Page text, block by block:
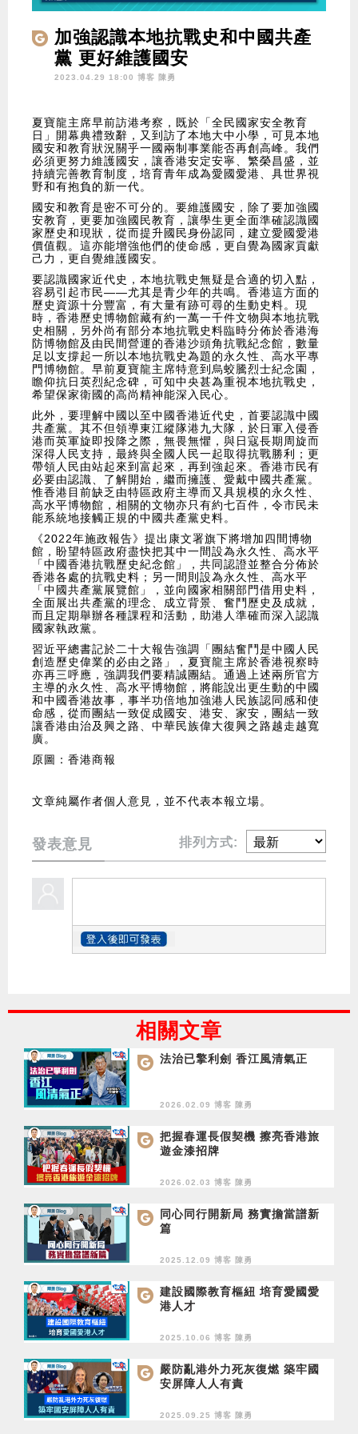
加強認識本地抗戰史和中國共產
黨 更好維護國安
2023.04.29 18:00 博客 陳勇
夏寶龍主席早前訪港考察，既於「全民國家安全教育
日」開幕典禮致辭，又到訪了本地大中小學，可見本地
國安和教育狀況關乎一國兩制事業能否再創高峰。我們
必須更努力維護國安，讓香港安定安寧、繁榮昌盛，並
持續完善教育制度，培育青年成為愛國愛港、具世界視
野和有抱負的新一代。
國安和教育是密不可分的。要維護國安，除了要加強國
安教育，更要加強國民教育，讓學生更全面準確認識國
家歷史和現狀，從而提升國民身份認同，建立愛國愛港
價值觀。這亦能增強他們的使命感，更自覺為國家貢獻
己力，更自覺維護國安。
要認識國家近代史，本地抗戰史無疑是合適的切入點，
容易引起市民——尤其是青少年的共鳴。香港這方面的
歷史資源十分豐富，有大量有跡可尋的生動史料。現
時，香港歷史博物館藏有約一萬一千件文物與本地抗戰
史相關，另外尚有部分本地抗戰史料臨時分佈於香港海
防博物館及由民間營運的香港沙頭角抗戰紀念館，數量
足以支撐起一所以本地抗戰史為題的永久性、高水平專
門博物館。早前夏寶龍主席特意到烏蛟騰烈士紀念園，
瞻仰抗日英烈紀念碑，可知中央甚為重視本地抗戰史，
希望保家衛國的高尚精神能深入民心。
此外，要理解中國以至中國香港近代史，首要認識中國
共產黨。其不但領導東江縱隊港九大隊，於日軍入侵香
港而英軍旋即投降之際，無畏無懼，與日寇長期周旋而
深得人民支持，最終與全國人民一起取得抗戰勝利；更
帶領人民由站起來到富起來，再到強起來。香港市民有
必要由認識、了解開始，繼而擁護、愛戴中國共產黨。
惟香港目前缺乏由特區政府主導而又具規模的永久性、
高水平博物館，相關的文物亦只有約七百件，令市民未
能系統地接觸正規的中國共產黨史料。
《2022年施政報告》提出康文署旗下將增加四間博物
館，盼望特區政府盡快把其中一間設為永久性、高水平
「中國香港抗戰歷史紀念館」，共同認證並整合分佈於
香港各處的抗戰史料；另一間則設為永久性、高水平
「中國共產黨展覽館」，並向國家相關部門借用史料，
全面展出共產黨的理念、成立背景、奮鬥歷史及成就，
而且定期舉辦各種課程和活動，助港人準確而深入認識
國家執政黨。
習近平總書記於二十大報告強調「團結奮鬥是中國人民
創造歷史偉業的必由之路」，夏寶龍主席於香港視察時
亦再三呼應，強調我們要精誠團結。通過上述兩所官方
主導的永久性、高水平博物館，將能說出更生動的中國
和中國香港故事，事半功倍地加強港人民族認同感和使
命感，從而團結一致促成國安、港安、家安，團結一致
讓香港由治及興之路、中華民族偉大復興之路越走越寬
廣。
原圖：香港商報
文章純屬作者個人意見，並不代表本報立場。
發表意見 排列方式:
相關文章
法治已擎利劍 香江風清氣正
2026.02.09 博客 陳勇
把握春運長假契機 擦亮香港旅
遊金漆招牌
2026.02.03 博客 陳勇
同心同行開新局 務實擔當譜新
篇
2025.12.09 博客 陳勇
建設國際教育樞紐 培育愛國愛
港人才
2025.10.06 博客 陳勇
嚴防亂港外力死灰復燃 築牢國
安屏障人人有責
2025.09.25 博客 陳勇